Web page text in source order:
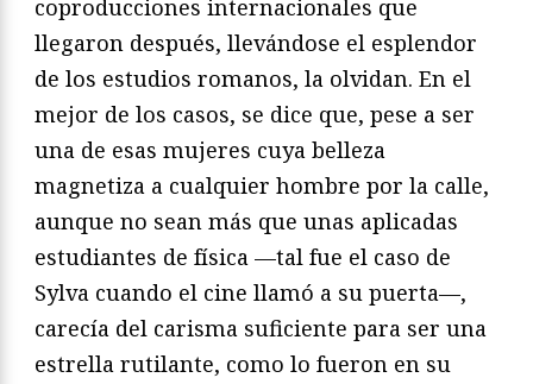
coproducciones internacionales que
llegaron después, llevándose el esplendor
de los estudios romanos, la olvidan. En el
mejor de los casos, se dice que, pese a ser
una de esas mujeres cuya belleza
magnetiza a cualquier hombre por la calle,
aunque no sean más que unas aplicadas
estudiantes de física —tal fue el caso de
Sylva cuando el cine llamó a su puerta—,
carecía del carisma suficiente para ser una
estrella rutilante, como lo fueron en su